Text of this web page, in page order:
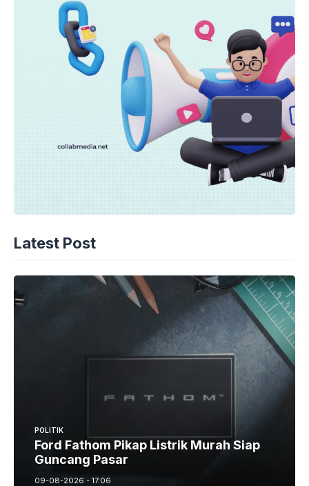
Latest Post
POLITIK
Ford Fathom Pikap Listrik Murah Siap
Guncang Pasar
09-08-2026 - 17.06